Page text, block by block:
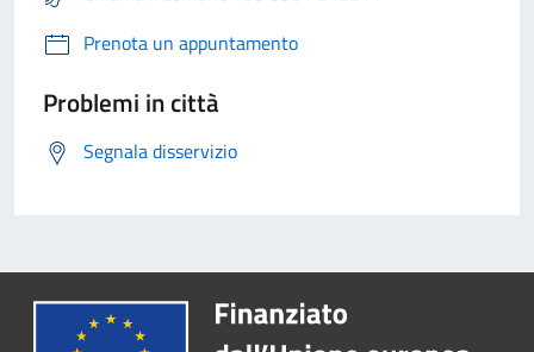
Prenota un appuntamento
Problemi in città
Segnala disservizio